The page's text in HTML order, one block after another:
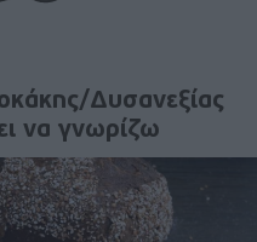
Δυσανεξίας
να γνωρίζω